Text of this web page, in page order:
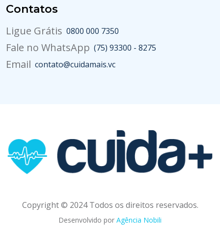
Contatos
Ligue Grátis 0800 000 7350
Fale no WhatsApp (75) 93300 - 8275
Email contato@cuidamais.vc
Copyright © 2024 Todos os direitos reservados.
Desenvolvido por Agência Nobili